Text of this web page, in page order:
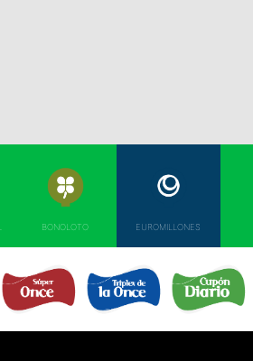
BONOLOTO EUROMILLONES
TRIPLEX